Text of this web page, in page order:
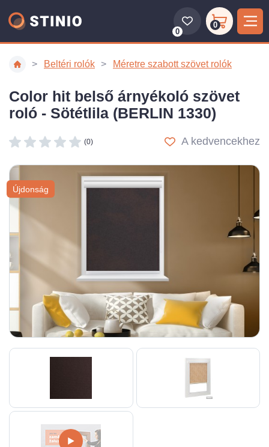
0
0
Beltéri rolók Méretre szabott szövet rolók
Color hit belső árnyékoló szövet
roló - Sötétlila (BERLIN 1330)
(0) A kedvencekhez
Újdonság